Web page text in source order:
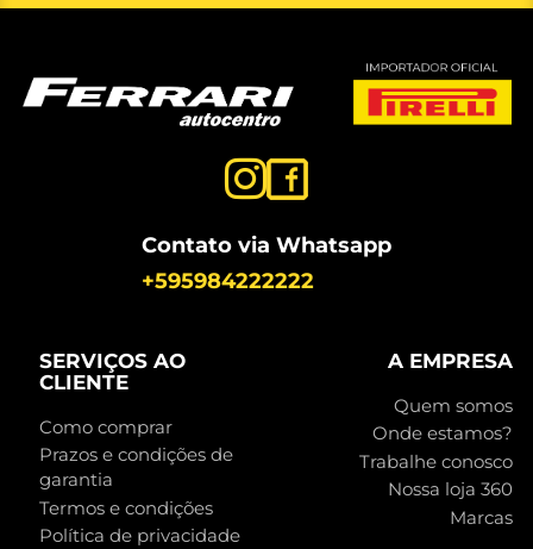
Contato via Whatsapp
+595984222222
SERVIÇOS AO
CLIENTE
Como comprar
Prazos e condições de
garantia
Termos e condições
Política de privacidade
A EMPRESA
Quem somos
Onde estamos?
Trabalhe conosco
Nossa loja 360
Marcas